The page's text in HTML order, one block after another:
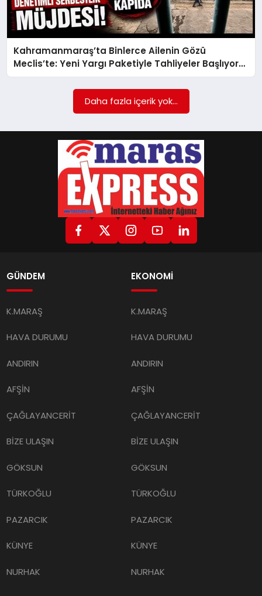
GÖKSUN
TÜRKOĞLU
Kahramanmaraş’ta Binlerce Ailenin Gözü
Meclis’te: Yeni Yargı Paketiyle Tahliyeler Başlıyor
mu?
Daha fazla içerik yok...
GÜNDEM
K.MARAŞ
HAVA DURUMU
ANDIRIN
AFŞİN
ÇAĞLAYANCERİT
BİZE ULAŞIN
GÖKSUN
TÜRKOĞLU
PAZARCIK
KÜNYE
NURHAK
EKONOMİ
K.MARAŞ
HAVA DURUMU
ANDIRIN
AFŞİN
ÇAĞLAYANCERİT
BİZE ULAŞIN
GÖKSUN
TÜRKOĞLU
PAZARCIK
KÜNYE
NURHAK